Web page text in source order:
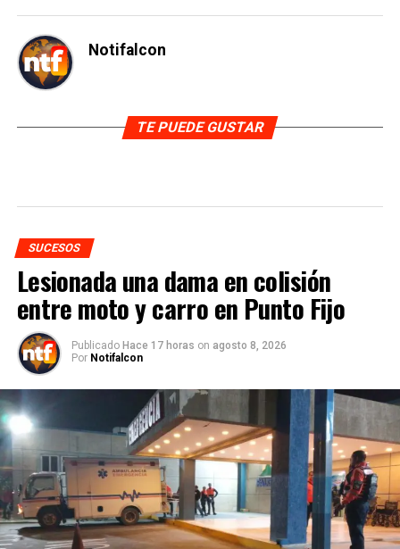
Notifalcon
TE PUEDE GUSTAR
SUCESOS
Lesionada una dama en colisión
entre moto y carro en Punto Fijo
Publicado Hace 17 horas on agosto 8, 2026
Por Notifalcon